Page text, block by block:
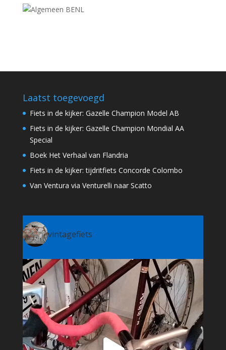
Laatst toegevoegd
Fiets in de kijker: Gazelle Champion Model AB
Fiets in de kijker: Gazelle Champion Mondial AA
Special
Boek Het Verhaal van Flandria
Fiets in de kijker: tijdritfiets Concorde Colombo
Van Ventura via Venturelli naar Scatto
vintagefiets